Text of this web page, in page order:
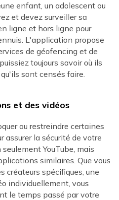
enfant, un adolescent ou
et devez surveiller sa
ligne et hors ligne pour
L'application propose
de géofencing et de
toujours savoir où ils
sont censés faire.
et des vidéos
ou restreindre certaines
assurer la sécurité de votre
YouTube, mais
similaires. Que vous
créateurs spécifiques, une
individuellement, vous
le temps passé par votre